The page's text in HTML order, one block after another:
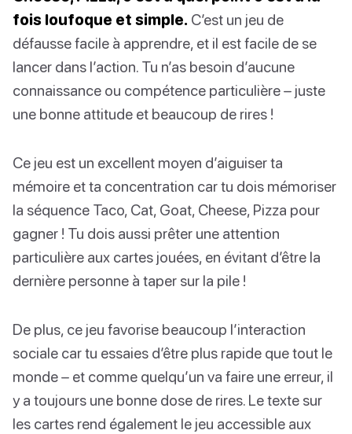
fois loufoque et simple. C’est un jeu de
défausse facile à apprendre, et il est facile de se
lancer dans l’action. Tu n’as besoin d’aucune
connaissance ou compétence particulière – juste
une bonne attitude et beaucoup de rires !
Ce jeu est un excellent moyen d’aiguiser ta
mémoire et ta concentration car tu dois mémoriser
la séquence Taco, Cat, Goat, Cheese, Pizza pour
gagner ! Tu dois aussi prêter une attention
particulière aux cartes jouées, en évitant d’être la
dernière personne à taper sur la pile !
De plus, ce jeu favorise beaucoup l’interaction
sociale car tu essaies d’être plus rapide que tout le
monde – et comme quelqu’un va faire une erreur, il
y a toujours une bonne dose de rires. Le texte sur
les cartes rend également le jeu accessible aux